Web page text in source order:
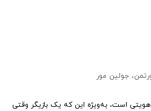
جولین مور
است، به‌ویژه این که یک بازیگر وقتی